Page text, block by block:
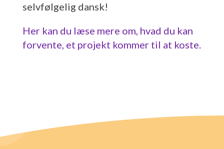
selvfølgelig dansk!
Her kan du læse mere om, hvad du kan
forvente, et projekt kommer til at koste.